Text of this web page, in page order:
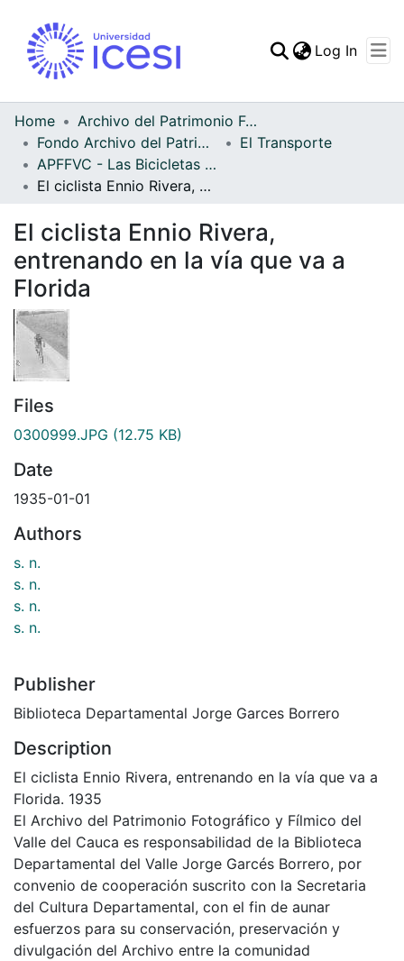
Statistics
Log In
Home
Archivo del Patrimonio Fotográfico y Fílmico del Valle del Cauca
Fondo Archivo del Patrimonio Fotográfico y Fílmico del Valle del Cauca
El Transporte
APFFVC - Las Bicicletas y Ca - Patrimonial
El ciclista Ennio Rivera, entrenando en la vía que va a Florida
El ciclista Ennio Rivera,
entrenando en la vía que va a
Florida
Files
0300999.JPG (12.75 KB)
Date
1935-01-01
Authors
s. n.
s. n.
s. n.
s. n.
Publisher
Biblioteca Departamental Jorge Garces Borrero
Description
El ciclista Ennio Rivera, entrenando en la vía que va a
Florida. 1935
El Archivo del Patrimonio Fotográfico y Fílmico del
Valle del Cauca es responsabilidad de la Biblioteca
Departamental del Valle Jorge Garcés Borrero, por
convenio de cooperación suscrito con la Secretaria
del Cultura Departamental, con el fin de aunar
esfuerzos para su conservación, preservación y
divulgación del Archivo entre la comunidad